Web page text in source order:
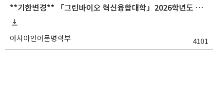
**기한변경** 「그린바이오 혁신융합대학」2026학년도 하계 충남대학교 교류 수학 안내
아시아언어문명학부 4101